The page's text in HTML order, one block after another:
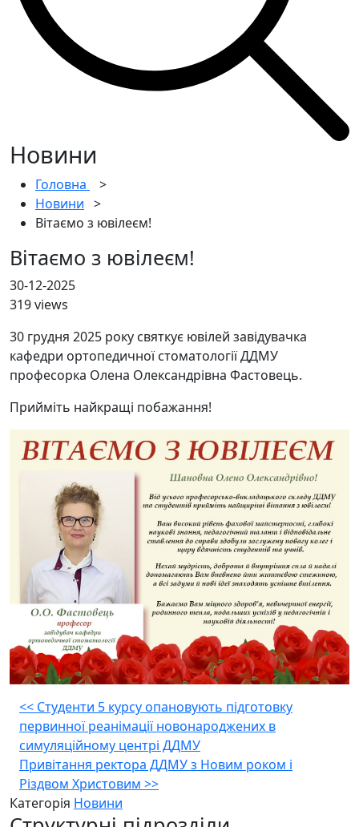
Новини
Головна
>
Новини >
Вітаємо з ювілеєм!
Вітаємо з ювілеєм!
30-12-2025
319 views
30 грудня 2025 року святкує ювілей завідувачка
кафедри ортопедичної стоматології ДДМУ
професорка Олена Олександрівна Фастовець.
Прийміть найкращі побажання!
Навігація
записів
<< Студенти 5 курсу опановують підготовку
первинної реанімації новонароджених в
симуляційному центрі ДДМУ
Привітання ректора ДДМУ з Новим роком і
Різдвом Христовим >>
Категорія Новини